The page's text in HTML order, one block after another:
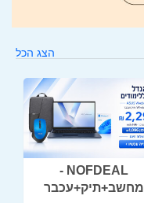
הצג הכל
NOFDEAL -
מחשב+תיק+עכבר